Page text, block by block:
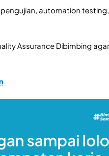
automation
Assurance Dibimbing